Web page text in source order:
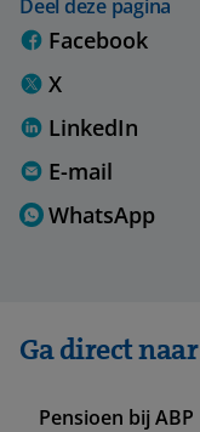
Deel deze pagina
Facebook
X
LinkedIn
E-mail
WhatsApp
Ga direct naar
Pensioen bij ABP